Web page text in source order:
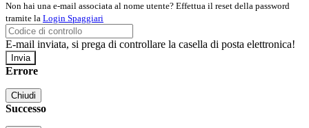
Non hai una e-mail associata al nome utente? Effettua il reset della password
tramite la Login Spaggiari
E-mail inviata, si prega di controllare la casella di posta elettronica!
Errore
Chiudi
Successo